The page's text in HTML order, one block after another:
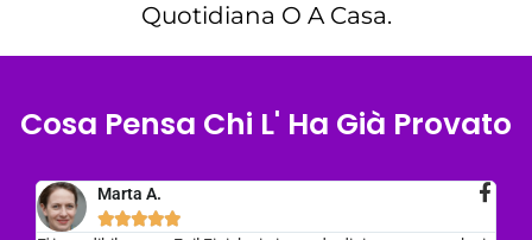
Quotidiana O A Casa.
Cosa Pensa Chi L' Ha Già Provato
Marta A.
